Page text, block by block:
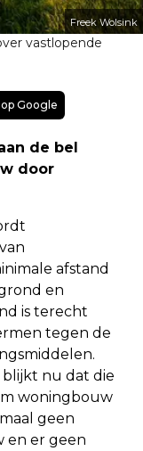
Freek Wolsink
vastlopende
Google
de bel
door
afstand
en
is terecht
tegen de
blijkt nu dat die
woningbouw
geen
en er geen